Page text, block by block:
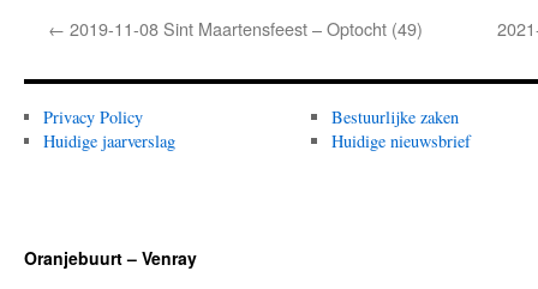
← 2019-11-08 Sint Maartensfeest – Optocht (49)
Privacy Policy
Huidige jaarverslag
Bestuurlijke zaken
Huidige nieuwsbrief
Oranjebuurt – Venray